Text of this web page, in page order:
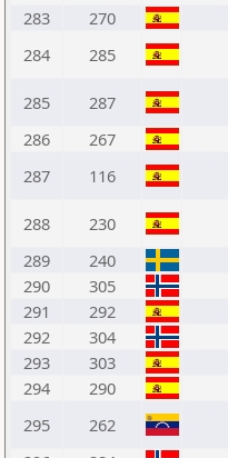
283
270
284
285
285 287
286
267
287
116
288 230
289
240
290
305
291
292
292
304
293
303
294
290
295
262